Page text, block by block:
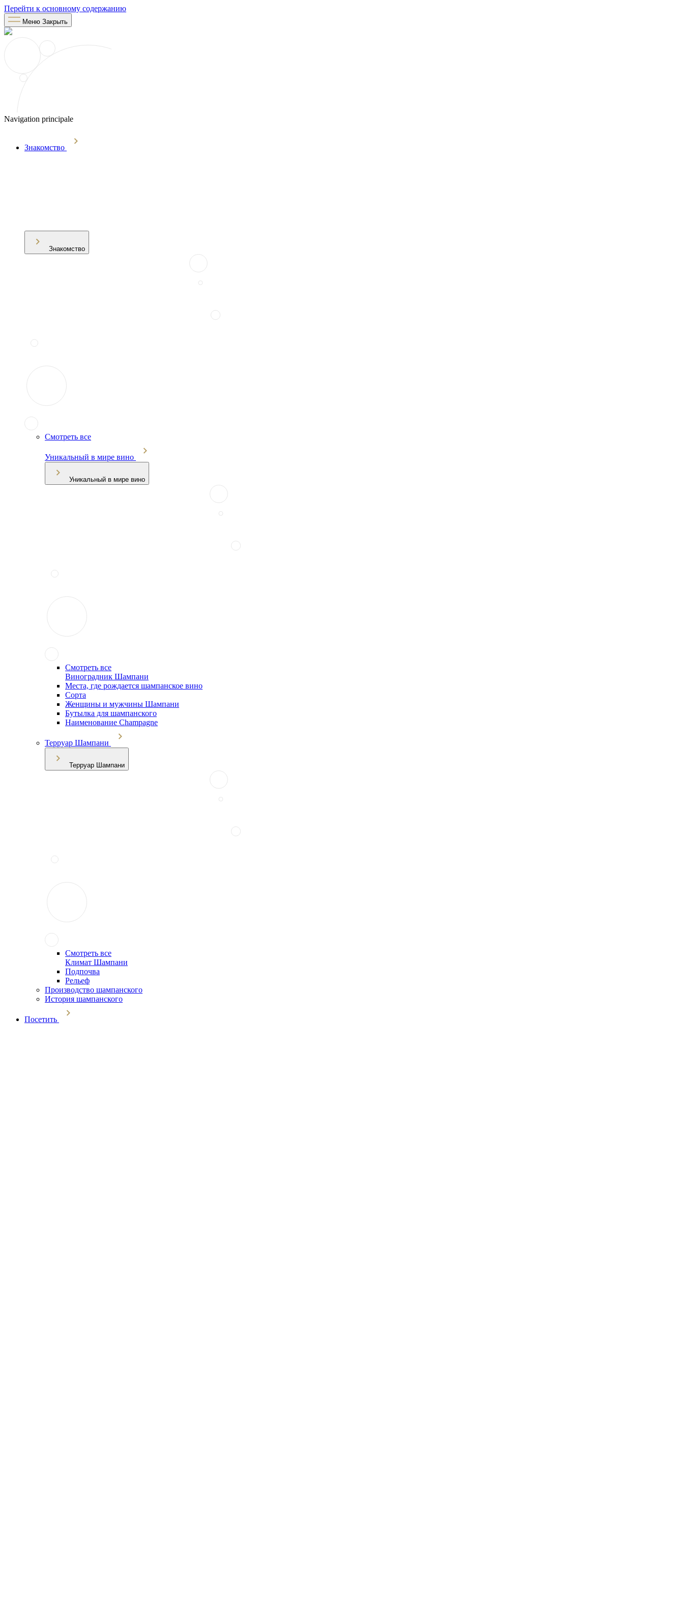
Перейти к основному содержанию
Меню Закрыть
Navigation principale
Знакомство
Знакомство
Смотреть все
Уникальный в мире вино
Уникальный в мире вино
Смотреть все
Виноградник Шампани
Места, где рождается шампанское вино
Сорта
Женщины и мужчины Шампани
Бутылка для шампанского
Наименование Champagne
Терруар Шампани
Терруар Шампани
Смотреть все
Климат Шампани
Подпочва
Рельеф
Производство шампанского
История шампанского
Посетить